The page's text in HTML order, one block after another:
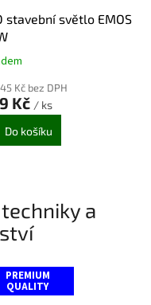
stavební světlo EMOS
Kč bez DPH
Kč / ks
Do košíku
a
PREMIUM
QUALITY